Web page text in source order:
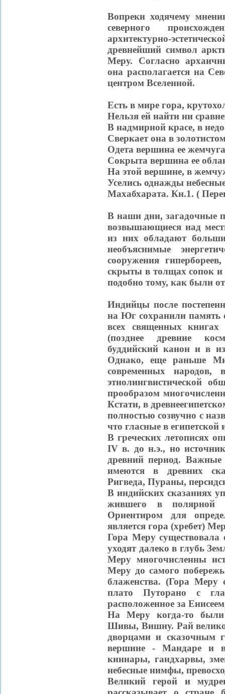
Вопреки ходячему
северного
архитектурно-
древнейший символ
Меру. Согласно
она располагается на
центром Вселенной.
Есть в мире гора,
Нельзя ей найти ни
В надмирной красе, в
Сверкает она в
Одета вершина ее
Сокрыта вершина ее
На этой вершине, в
Уселись однажды
Махабхарата. Кн.1. (
В наши дни, загадочные
возвышающиеся над
из них обладают
необъяснимые
сооружения
скрыты в толщах сопок и
подобно тому, как были
Индийцы после
на Юг сохранили память
всех священных книгах
(позднее древние
буддийский канон и в
Однако, еще раньше
современных народов,
этнолингвистической
прообразом
Кстати, в
полностью созвучно с
что гласные в египетской
В греческих летописях
IV в. до н.э., но
древний период. Важные
имеются в древних
Ригведа, Пураны,
В индийских сказаниях
жившего в полярной
Ориентиром для
является гора (хребет)
Гора Меру
уходят далеко в глубь
Меру многочисленны
Меру до самого
блаженства. (Гора
плато Путорано с
расположенное за
На Меру когда-то были
Шивы, Вишну. Рай
дворцами и сказочным
вершине - Мандаре и
киннары, гандхарвы,
небесные нимфы,
Великий герой и